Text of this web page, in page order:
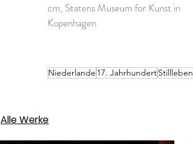
cm, Statens Museum for Kunst in
Kopenhagen
Niederlande 17. JahrhundertStillleben
Alle Werke